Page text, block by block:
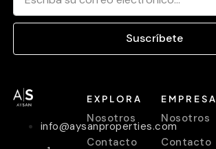
Suscríbete
info@aysanproperties.com
EXPLORA
Nosotros
Contacto
EMPRESA
Nosotros
Contacto